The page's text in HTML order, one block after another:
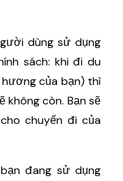
dùng sử dụng
sách: khi đi du
của bạn) thì
không còn. Bạn sẽ
chuyến đi của
đang sử dụng